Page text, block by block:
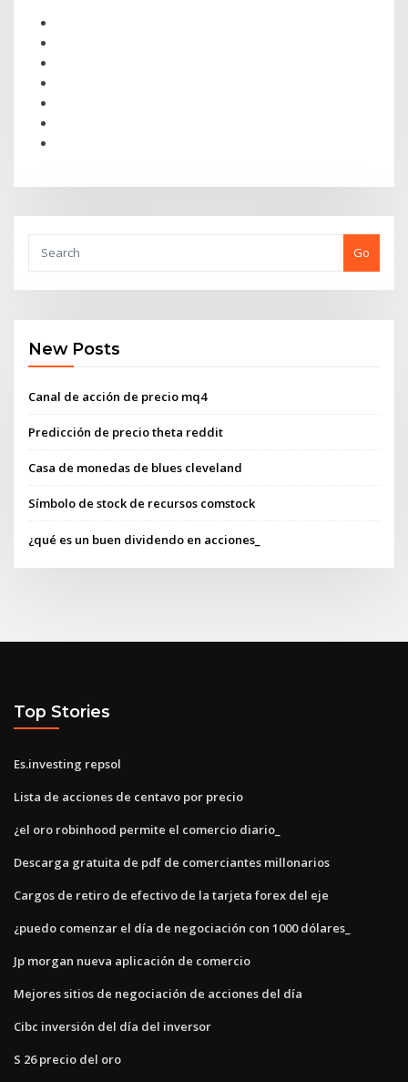
Go
New Posts
Canal de acción de precio mq4
Predicción de precio theta reddit
Casa de monedas de blues cleveland
Símbolo de stock de recursos comstock
¿qué es un buen dividendo en acciones_
Top Stories
Es.investing repsol
Lista de acciones de centavo por precio
¿el oro robinhood permite el comercio diario_
Descarga gratuita de pdf de comerciantes millonarios
Cargos de retiro de efectivo de la tarjeta forex del eje
¿puedo comenzar el día de negociación con 1000 dólares_
Jp morgan nueva aplicación de comercio
Mejores sitios de negociación de acciones del día
Cibc inversión del día del inversor
S 26 precio del oro